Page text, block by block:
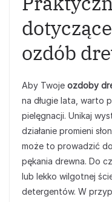
ozdób
Aby Twoje ozdoby
na długie lata, warto
pielęgnacji. Unikaj
działanie promieni
może to prowadzić
pękania drewna. Do
lub lekko wilgotnej
detergentów. W